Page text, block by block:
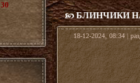
30
БЛИНЧИКИ
18-12-2024, 08:34 |